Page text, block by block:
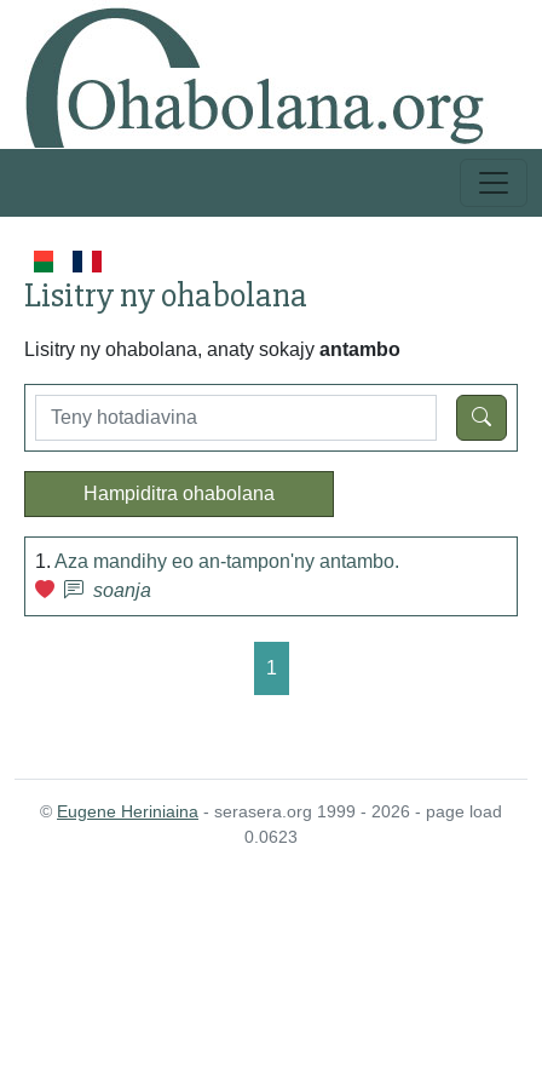
Lisitry ny ohabolana
Lisitry ny ohabolana, anaty sokajy antambo
Hampiditra ohabolana
1. Aza mandihy eo an-tampon'ny antambo.
soanja
1
© Eugene Heriniaina - serasera.org 1999 - 2026 - page load
0.0623